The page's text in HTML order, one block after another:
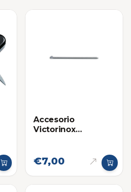
Accesorio
Victorinox
Multifuncional
Swiss Champ
€7,00